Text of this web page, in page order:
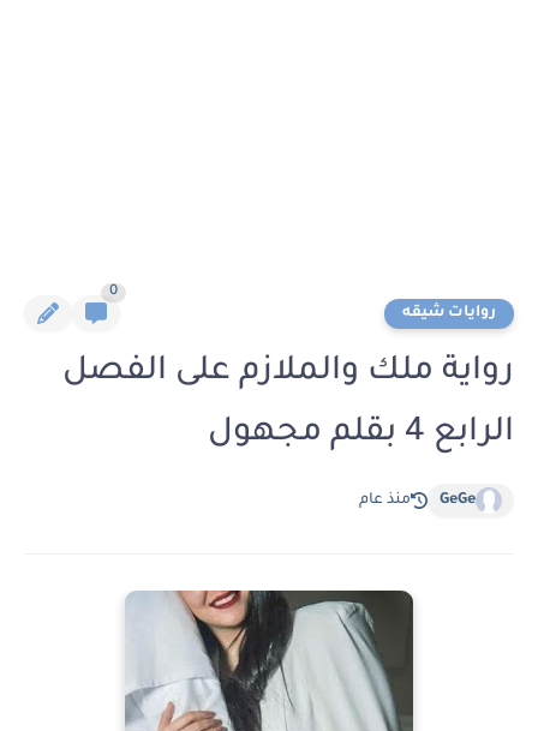
روايات شيقه
0
رواية ملك والملازم على الفصل
الرابع 4 بقلم مجهول
GeGe منذ عام